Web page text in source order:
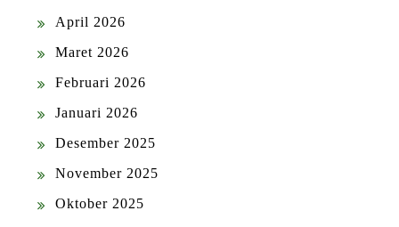
April 2026
Maret 2026
Februari 2026
Januari 2026
Desember 2025
November 2025
Oktober 2025